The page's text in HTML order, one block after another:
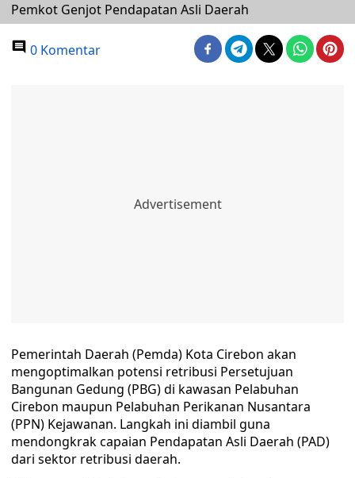
Pemkot Genjot Pendapatan Asli Daerah
0 Komentar
Pemerintah Daerah (Pemda) Kota Cirebon akan
mengoptimalkan potensi retribusi Persetujuan
Bangunan Gedung (PBG) di kawasan Pelabuhan
Cirebon maupun Pelabuhan Perikanan Nusantara
(PPN) Kejawanan. Langkah ini diambil guna
mendongkrak capaian Pendapatan Asli Daerah (PAD)
dari sektor retribusi daerah.